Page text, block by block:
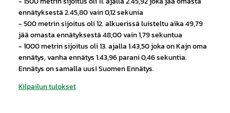
ennätyksestä 2.45,80 vain 0,12 sekunia
- 500 metrin sijoitus oli 12. alkuerissä luisteltu aika 49,79
jää omasta ennätyksestä 48,00 vain 1,79 sekuntua
- 1000 metrin sijoitus oli 13. ajalla 1.43,50 joka on Kajn oma
ennätys, vanha ennätys 1.43,96 parani 0,46 sekuntia.
Ennätys on samalla uusi Suomen Ennätys.
Kilpailun tulokset